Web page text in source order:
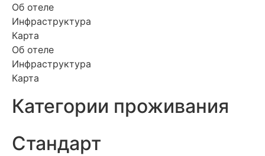
Об отеле
Инфраструктура
Карта
Об отеле
Инфраструктура
Карта
Категории проживания
Стандарт